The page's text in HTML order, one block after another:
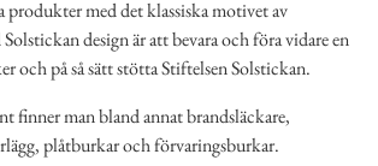
med det klassiska motivet av
design är att bevara och föra vidare en
och på så sätt stötta Stiftelsen Solstickan.
finner man bland annat brandsläckare,
plåtburkar och förvaringsburkar.